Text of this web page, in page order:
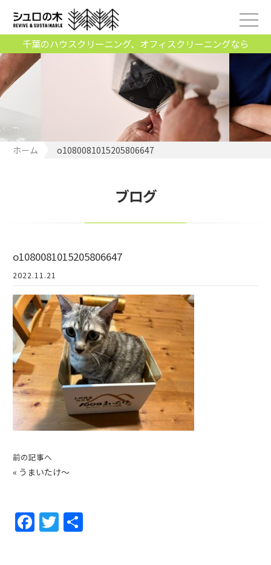
千葉のハウスクリーニング、オフィスクリーニングなら
ホーム o1080081015205806647
ブログ
o1080081015205806647
2022.11.21
前の記事へ
« うまいたけ〜
F
a
T
w